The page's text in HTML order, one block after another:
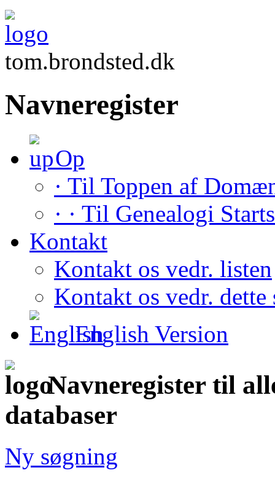
tom.brondsted.dk
Navneregister
Op
· Til Toppen af
· · Til Genealogi
Kontakt
Kontakt os vedr. listen
Kontakt os vedr. dette
English Version
Navneregister til
databaser
Ny søgning